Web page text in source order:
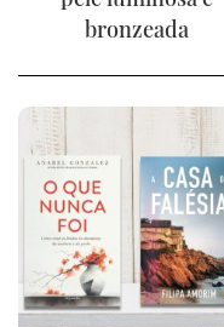
bronzeada